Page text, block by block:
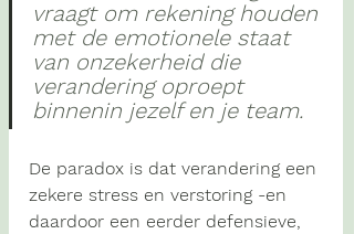
vraagt om rekening houden
met de emotionele staat
van onzekerheid die
verandering oproept
binnenin jezelf en je team.
De paradox is dat verandering een
zekere stress en verstoring -en
daardoor een eerder defensieve,